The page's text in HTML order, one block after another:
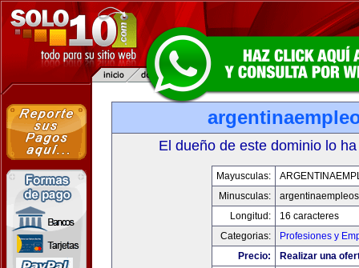
El dueño de este dominio lo
Mayusculas:
Minusculas:
Longitud:
16 caracteres
Categorias:
Profesiones y
Precio:
Realizar una